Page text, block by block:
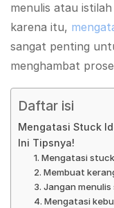
menulis atau
karena itu,
sangat penting
menghambat
Daftar isi
Mengatasi Stuck
Ini Tipsnya!
1. Mengatasi
2. Membuat
3. Jangan
4. Mengatasi